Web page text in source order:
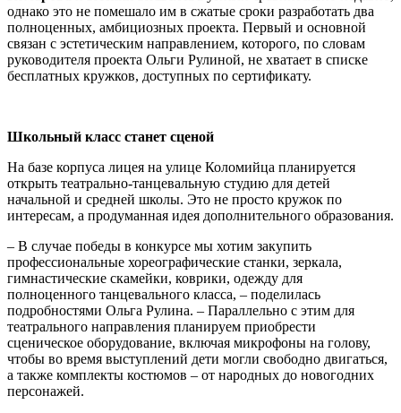
однако это не помешало им в сжатые сроки разработать два
полноценных, амбициозных проекта. Первый и основной
связан с эстетическим направлением, которого, по словам
руководителя проекта Ольги Рулиной, не хватает в списке
бесплатных кружков, доступных по сертификату.
Школьный класс станет сценой
На базе корпуса лицея на улице Коломийца планируется
открыть театрально-танцевальную студию для детей
начальной и средней школы. Это не просто кружок по
интересам, а продуманная идея дополнительного образования.
– В случае победы в конкурсе мы хотим закупить
профессиональные хореографические станки, зеркала,
гимнастические скамейки, коврики, одежду для
полноценного танцевального класса, – поделилась
подробностями Ольга Рулина. – Параллельно с этим для
театрального направления планируем приобрести
сценическое оборудование, включая микрофоны на голову,
чтобы во время выступлений дети могли свободно двигаться,
а также комплекты костюмов – от народных до новогодних
персонажей.